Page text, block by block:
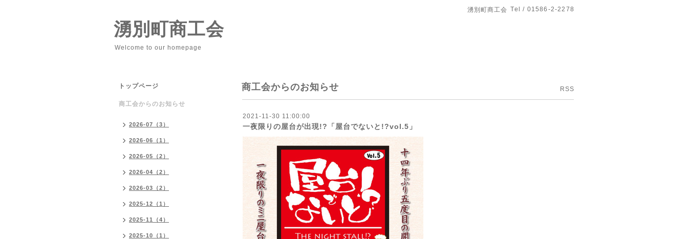
湧別町商工会 Tel / 01586-2-2278
湧別町商工会
Welcome to our homepage
商工会からのお知らせ RSS
2021-11-30 11:00:00
一夜限りの屋台が出現!?「屋台でないと!?vol.5」
トップページ
商工会からのお知らせ
2026-07（3）
2026-06（1）
2026-05（2）
2026-04（2）
2026-03（2）
2025-12（1）
2025-11（4）
2025-10（1）